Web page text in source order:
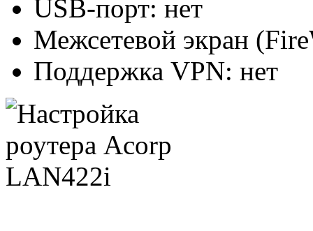
USB-порт: нет
Межсетевой экран
Поддержка VPN: нет